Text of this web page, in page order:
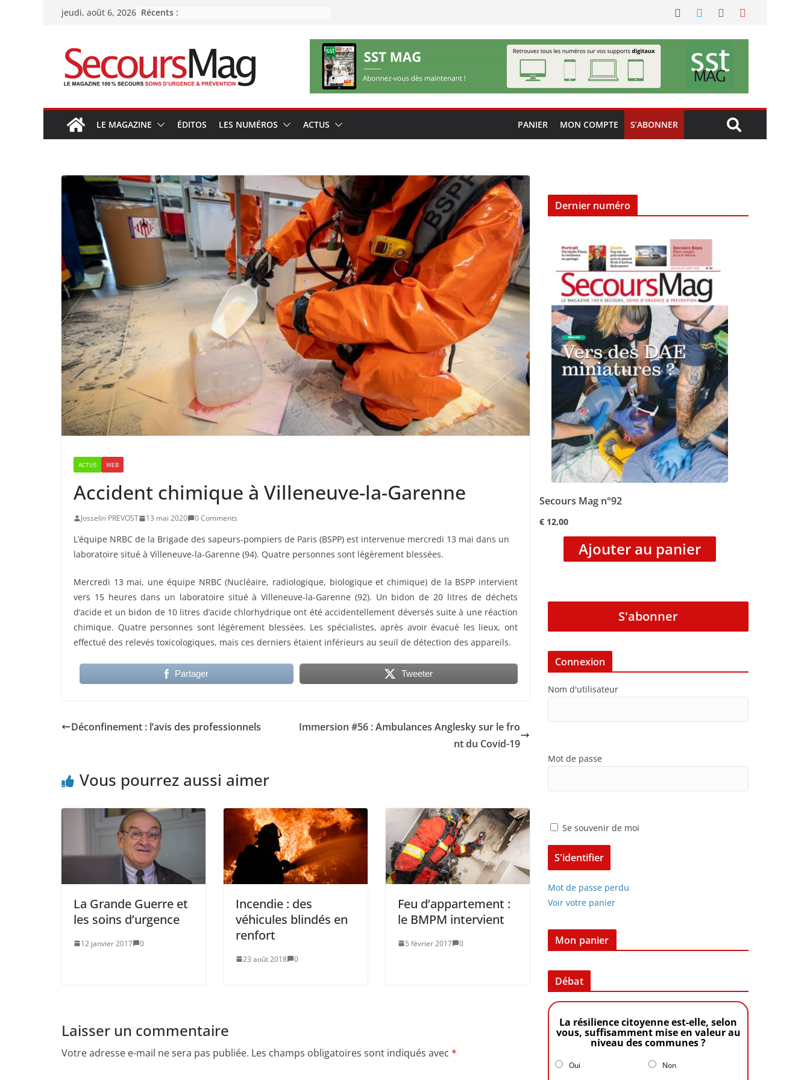
Passerjeudi, août 6, 2026 Récents :
LE MAGAZINE ÉDITOS LES NUMÉROS ACTUS PANIER MON COMPTE S’ABONNER
ACTUS WEB
Accident chimique à Villeneuve-la-Garenne
Josselin PREVOST 13 mai 2020 0 Comments
L’équipe NRBC de la Brigade des sapeurs-pompiers de Paris (BSPP) est intervenue mercredi 13 mai dans un
laboratoire situé à Villeneuve-la-Garenne (94). Quatre personnes sont légèrement blessées.
Mercredi 13 mai, une équipe NRBC (Nucléaire, radiologique, biologique et chimique) de la BSPP intervient
vers 15 heures dans un laboratoire situé à Villeneuve-la-Garenne (92). Un bidon de 20 litres de déchets
d’acide et un bidon de 10 litres d’acide chlorhydrique ont été accidentellement déversés suite à une réaction
chimique. Quatre personnes sont légèrement blessées. Les spécialistes, après avoir évacué les lieux, ont
effectué des relevés toxicologiques, mais ces derniers étaient inférieurs au seuil de détection des appareils.
Partager Tweeter
Déconfinement : l’avis des professionnels
Immersion #56 : Ambulances Anglesky sur le fro
nt du Covid-19
Vous pourrez aussi aimer
La Grande Guerre et
les soins d’urgence
12 janvier 2017 0
Incendie : des
véhicules blindés en
renfort
23 août 2018 0
Feu d’appartement :
le BMPM intervient
5 février 2017 0
Laisser un commentaire
Votre adresse e-mail ne sera pas publiée. Les champs obligatoires sont indiqués avec *
Dernier numéro
Secours Mag n°92
€ 12,00
Ajouter au panier
S'abonner
Connexion
Nom d'utilisateur
Mot de passe
Se souvenir de moi
Mot de passe perdu
Voir votre panier
Mon panier
Débat
La résilience citoyenne est-elle, selon
vous, suffisamment mise en valeur au
niveau des communes ?
Oui Non